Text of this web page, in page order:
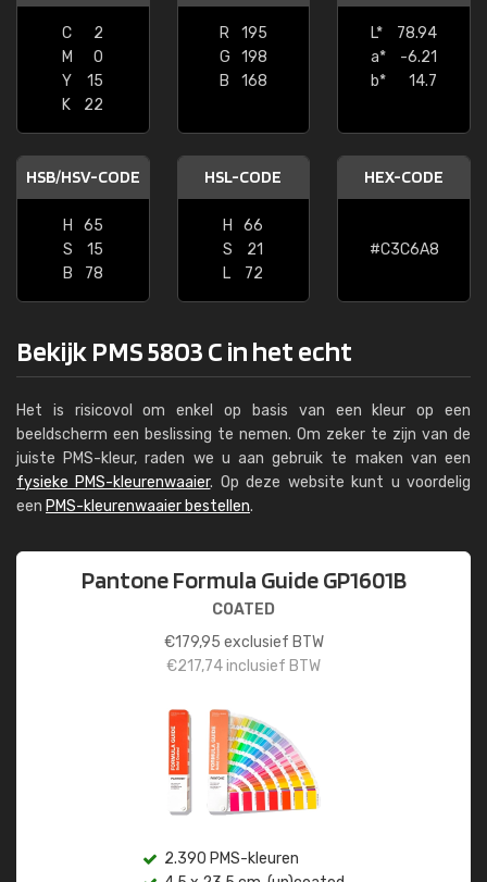
C
2
M
0
Y
15
K
22
R
195
G
198
B
168
L*
78.94
a*
-6.21
b*
14.7
HSB/HSV-CODE
H
65
S
15
B
78
HSL-CODE
H
66
S
21
L
72
HEX-CODE
#C3C6A8
Bekijk PMS 5803 C in het echt
Het is risicovol om enkel op basis van een kleur op een
beeldscherm een beslissing te nemen. Om zeker te zijn van de
juiste PMS-kleur, raden we u aan gebruik te maken van een
fysieke PMS-kleurenwaaier. Op deze website kunt u voordelig
een PMS-kleurenwaaier bestellen.
Pantone Formula Guide GP1601B
COATED
€179,95 exclusief BTW
€217,74inclusief BTW
2.390 PMS-kleuren